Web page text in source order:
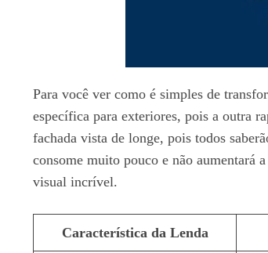
Para você ver como é simples de
específica para exteriores, pois a outra
fachada vista de longe, pois todos
consome muito pouco e não aumentará
visual incrível.
Característica da Lenda